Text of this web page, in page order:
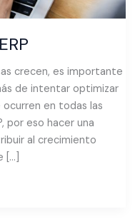
crecen, es importante
de intentar optimizar
en todas las
por eso hacer una
al crecimiento
[…]